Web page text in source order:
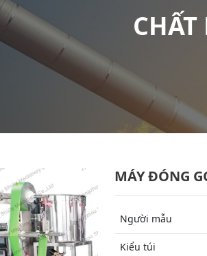
CHẤT
MÁY ĐÓNG
Người mẫu
Kiểu túi